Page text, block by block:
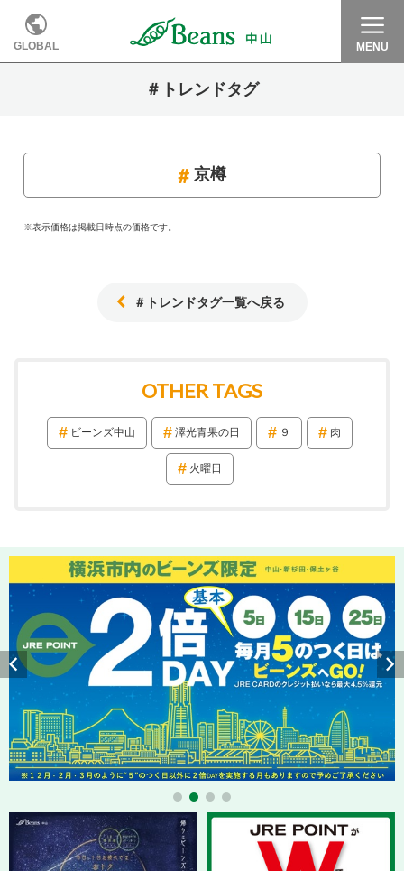
GLOBAL MENU
＃トレンドタグ
京樽
※表示価格は掲載日時点の価格です。
＃トレンドタグ一覧へ戻る
OTHER TAGS
ビーンズ中山 澤光青果の日 ９ 肉
火曜日